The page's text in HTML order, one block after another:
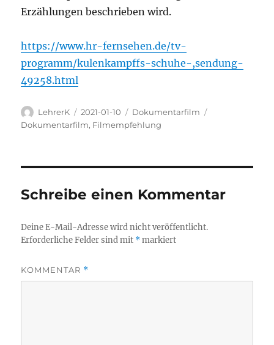
Erzählungen beschrieben wird.
https://www.hr-fernsehen.de/tv-
programm/kulenkampffs-schuhe-,sendung-
49258.html
Autor
LehrerK
Veröffentlicht
am
2021-01-10 Kategorien
Dokumentarfilm
Dokumentarfilm, Filmempfehlung
Schreibe einen Kommentar
Deine E-Mail-Adresse wird nicht veröffentlicht.
Erforderliche Felder sind mit *markiert
KOMMENTAR *